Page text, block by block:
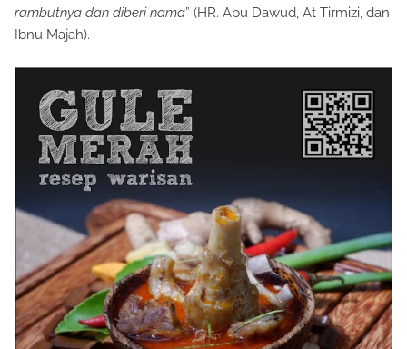
rambutnya dan diberi nama” (HR. Abu Dawud, At Tirmizi, dan
Ibnu Majah).